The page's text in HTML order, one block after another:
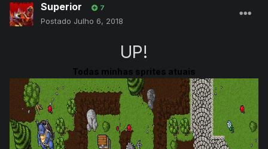
Superior 7
Postado Julho 6, 2018
UP!
Todas minhas sprites atuais